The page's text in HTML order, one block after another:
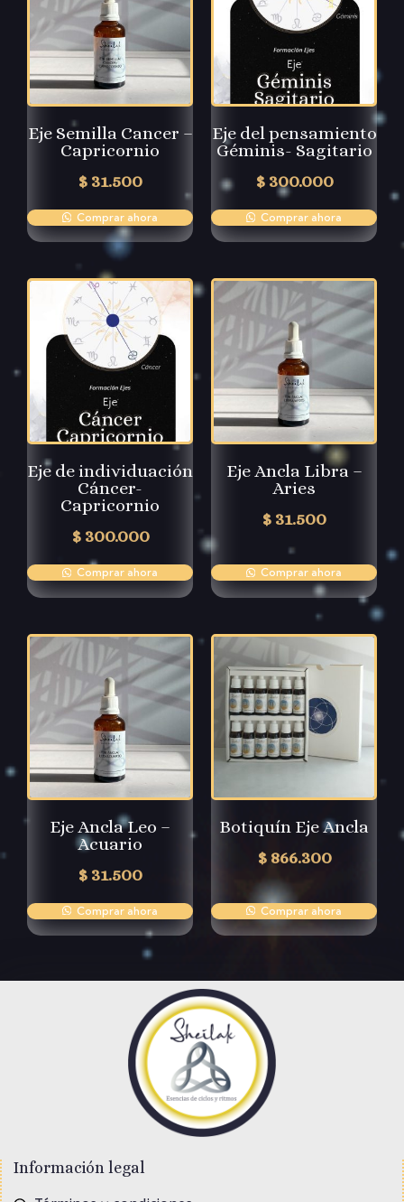
Eje Semilla Cancer –
Capricornio
$ 31.500
Comprar ahora
Eje del pensamiento
Géminis- Sagitario
$300.000
Comprar ahora
Eje de individuación
Cáncer-
Capricornio
$300.000
Comprar ahora
Eje Ancla Libra –
Aries
$ 31.500
Comprar ahora
Eje Ancla Leo –
Acuario
$ 31.500
Comprar ahora
Botiquín Eje Ancla
$866.300
Comprar ahora
Información legal